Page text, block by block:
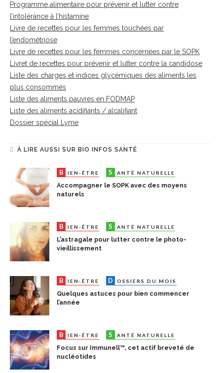
Programme alimentaire pour prévenir et lutter contre
l’intolérance à l’histamine
Livre de recettes pour les femmes touchées par
l’endométriose
Livre de recettes pour les femmes concernées par le SOPK
Livret de recettes pour prévenir et lutter contre la candidose
Liste des charges et indices glycémiques des aliments les
plus consommés
Liste des aliments pauvres en FODMAP
Liste des aliments acidifiants / alcalifiant
Dossier spécial Lyme
À LIRE AUSSI SUR BIO INFOS SANTÉ
B IEN-ÊTRE S ANTÉ NATURELLE
Accompagner le SOPK avec des moyens
naturels
B IEN-ÊTRE S ANTÉ NATURELLE
L’astragale pour lutter contre le photo-
vieillissement
B IEN-ÊTRE D OSSIERS DU MOIS
Quelques astuces pour bien commencer
l’année
B IEN-ÊTRE S ANTÉ NATURELLE
Focus sur Immunell™, cet actif breveté de
nucléotides